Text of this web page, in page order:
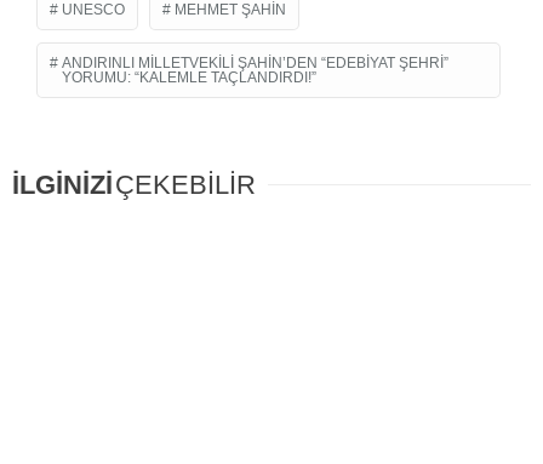
UNESCO MEHMET ŞAHIN
ANDIRINLI MILLETVEKILI ŞAHIN’DEN “EDEBIYAT ŞEHRI”
YORUMU: “KALEMLE TAÇLANDIRDI!”
İLGİNİZİÇEKEBİLİR